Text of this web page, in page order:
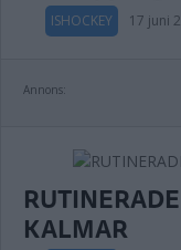
ISHOCKEY 17 juni
Annons:
KALMAR